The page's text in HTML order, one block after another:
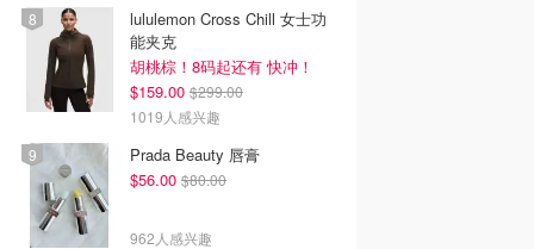
lululemon Cross Chill 女士功
能夹克
胡桃棕！8码起还有 快冲！
$159.00 $299.00
1019人感兴趣
Prada Beauty 唇膏
$56.00 $80.00
962人感兴趣